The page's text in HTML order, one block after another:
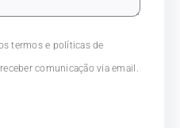
termos e políticas de
comunicação via email.